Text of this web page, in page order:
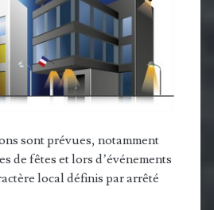
sont prévues, notamment
de fêtes et lors d’événements
local définis par arrêté